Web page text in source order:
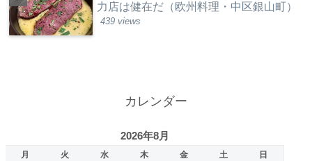
力店は健在だ（欧州料理・中区銀山町）
439 views
カレンダー
2026年8月
月 火 水 木 金 土
日